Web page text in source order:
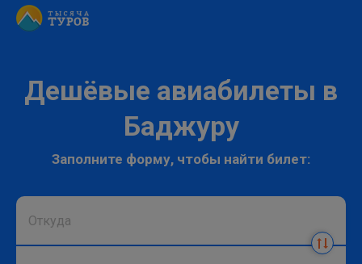
Дешёвые авиабилеты в
Баджуру
Заполните форму, чтобы найти билет: